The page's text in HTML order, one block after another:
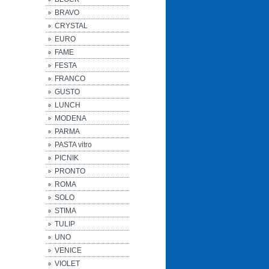
BRAVO
CRYSTAL
EURO
FAME
FESTA
FRANCO
GUSTO
LUNCH
MODENA
PARMA
PASTA vitro
PICNIK
PRONTO
ROMA
SOLO
STIMA
TULIP
UNO
VENICE
VIOLET